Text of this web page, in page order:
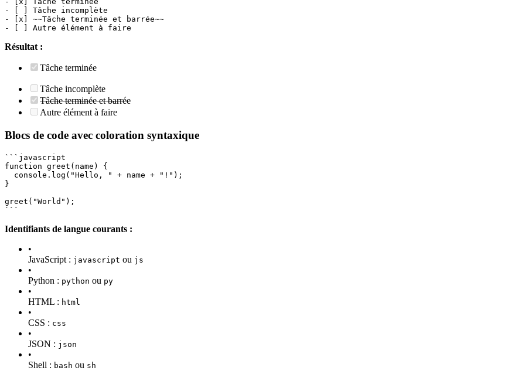
- [ ] Tâche incomplète
- [x] ~~Tâche terminée et barrée~~
- [ ] Autre élément à faire
Résultat :
Tâche terminée
Tâche incomplète
Tâche terminée et barrée
Autre élément à faire
Blocs de code avec coloration syntaxique
```javascript
function greet(name) {
  console.log("Hello, " + name + "!");
}
greet("World");
```
Identifiants de langue courants :
•
JavaScript : javascript ou js
•
Python : python ou py
•
HTML : html
•
CSS : css
•
JSON : json
•
Shell : bash ou sh